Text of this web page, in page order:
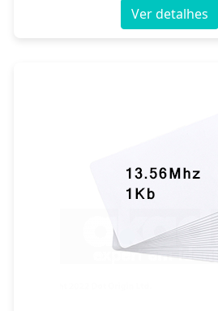
Ver detalhes